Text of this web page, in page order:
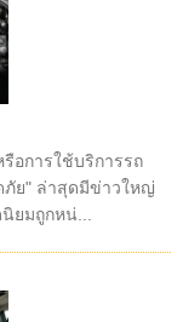
อการใช้บริการรถ
ภัย" ล่าสุดมีข่าวใหญ่
ยมถูกหน่...